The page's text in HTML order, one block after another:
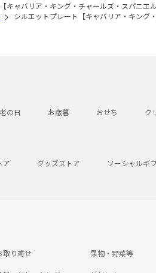
キャバリア・キング・チャールズ・スパニ
シルエットプレート【キャバリア・キング
の日 お歳暮 おせち ク
ア グッズストア ソーシャルギ
取り寄せ 果物・野菜等